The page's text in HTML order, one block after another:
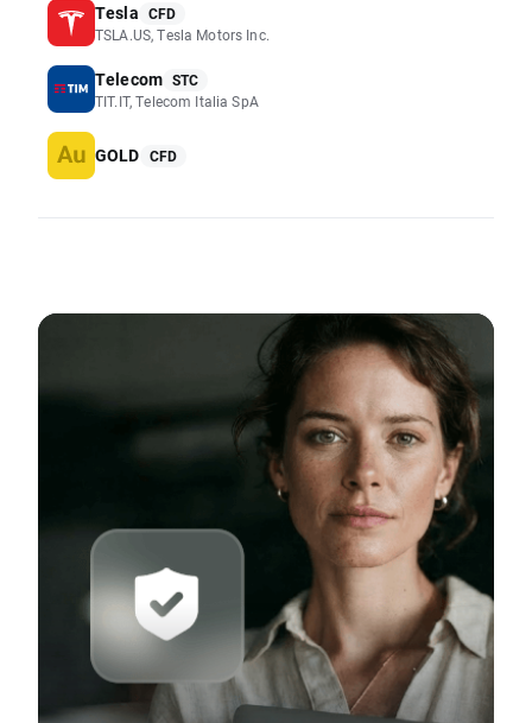
Tesla CFD
TSLA.US, Tesla Motors Inc.
Telecom STC
TIT.IT, Telecom Italia SpA
GOLD CFD